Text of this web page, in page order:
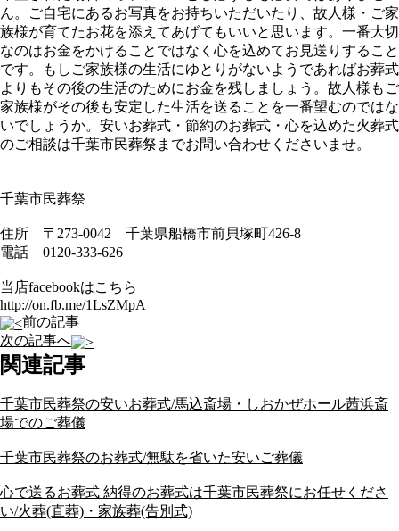
ん。ご自宅にあるお写真をお持ちいただいたり、故人様・ご家
族様が育てたお花を添えてあげてもいいと思います。一番大切
なのはお金をかけることではなく心を込めてお見送りすること
です。もしご家族様の生活にゆとりがないようであればお葬式
よりもその後の生活のためにお金を残しましょう。故人様もご
家族様がその後も安定した生活を送ることを一番望むのではな
いでしょうか。安いお葬式・節約のお葬式・心を込めた火葬式
のご相談は千葉市民葬祭までお問い合わせくださいませ。
千葉市民葬祭
住所 〒273-0042 千葉県船橋市前貝塚町426-8
電話 0120-333-626
当店facebookはこちら
http://on.fb.me/1LsZMpA
前の記事
次の記事へ
関連記事
千葉市民葬祭の安いお葬式/馬込斎場・しおかぜホール茜浜斎
場でのご葬儀
千葉市民葬祭のお葬式/無駄を省いた安いご葬儀
心で送るお葬式 納得のお葬式は千葉市民葬祭にお任せくださ
い/火葬(直葬)・家族葬(告別式)